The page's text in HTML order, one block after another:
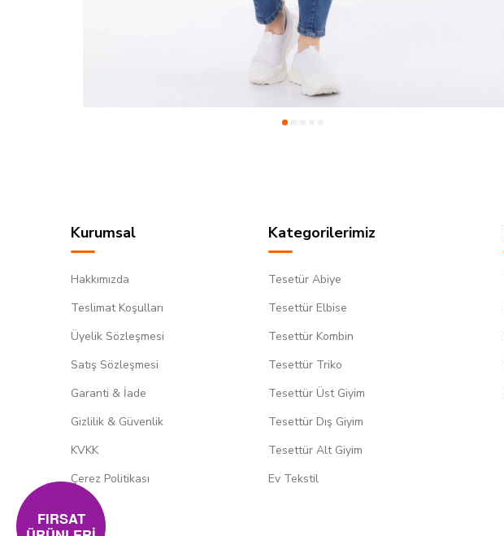
Kurumsal
Hakkımızda
Teslimat Koşulları
Üyelik Sözleşmesi
Satış Sözleşmesi
Garanti & İade
Gizlilik & Güvenlik
KVKK
Çerez Politikası
Kategorilerimiz
Tesetür Abiye
Tesettür Elbise
Tesettür Kombin
Tesettür Triko
Tesettür Üst Giyim
Tesettür Dış Giyim
Tesettür Alt Giyim
Ev Tekstil
FIRSAT